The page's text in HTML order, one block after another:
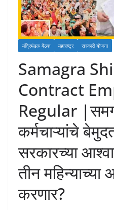
मंत्रिमंडळ बैठक महाराष्ट्र सरकारी योजना
Samagra
Contract
Regular
कर्मचाऱ्यांचे
सरकारच्या
तीन
करणार?